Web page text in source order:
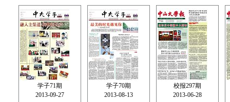
学子71期
2013-09-27
学子70期
2013-08-13
校报297期
2013-06-28